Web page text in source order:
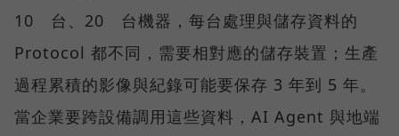
10 台、20 台機器，每台處理與儲存資料的
Protocol 都不同，需要相對應的儲存裝置；生產
過程累積的影像與紀錄可能要保存 3 年到 5 年。
當企業要跨設備調用這些資料，AI Agent 與地端